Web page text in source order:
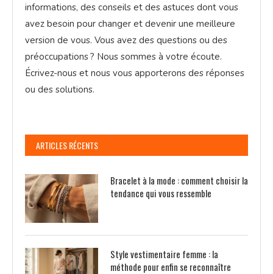
informations, des conseils et des astuces dont vous
avez besoin pour changer et devenir une meilleure
version de vous. Vous avez des questions ou des
préoccupations ? Nous sommes à votre écoute.
Écrivez-nous et nous vous apporterons des réponses
ou des solutions.
ARTICLES RÉCENTS
Bracelet à la mode : comment choisir la
tendance qui vous ressemble
Style vestimentaire femme : la
méthode pour enfin se reconnaître